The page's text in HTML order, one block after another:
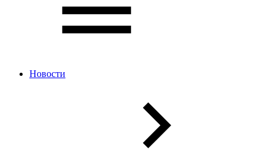
Новости